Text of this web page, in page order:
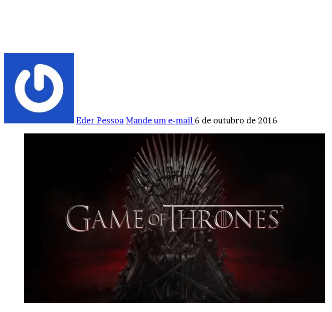
Eder Pessoa Mande um e-mail 6 de outubro de 2016